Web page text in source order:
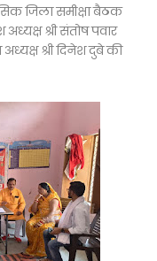
जिला समीक्षा बैठक
श्री संतोष पवार
श्री दिनेश दुबे की